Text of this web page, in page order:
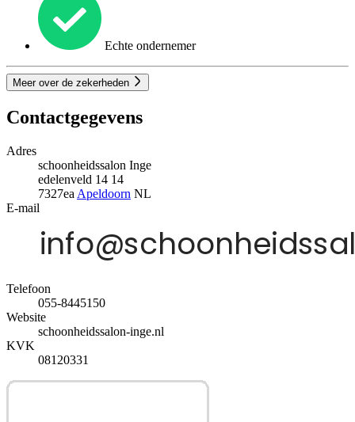
Echte ondernemer
Meer over de zekerheden
Contactgegevens
Adres
schoonheidssalon Inge
edelenveld 14 14
7327ea Apeldoorn NL
E-mail
Telefoon
055-8445150
Website
schoonheidssalon-inge.nl
KVK
08120331